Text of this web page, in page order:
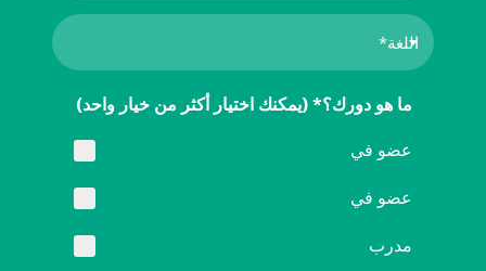
ما هو دورك؟* (يمكنك اختيار أكثر من خيار واحد)
عضو في
عضو في
مدرب